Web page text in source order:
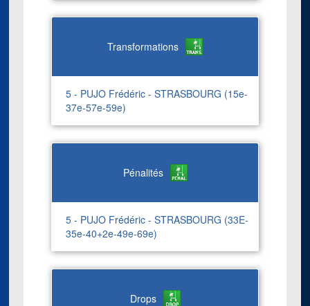
Transformations
5 - PUJO Frédéric - STRASBOURG (15e-
37e-57e-59e)
Pénalités
5 - PUJO Frédéric - STRASBOURG (33E-
35e-40+2e-49e-69e)
Drops